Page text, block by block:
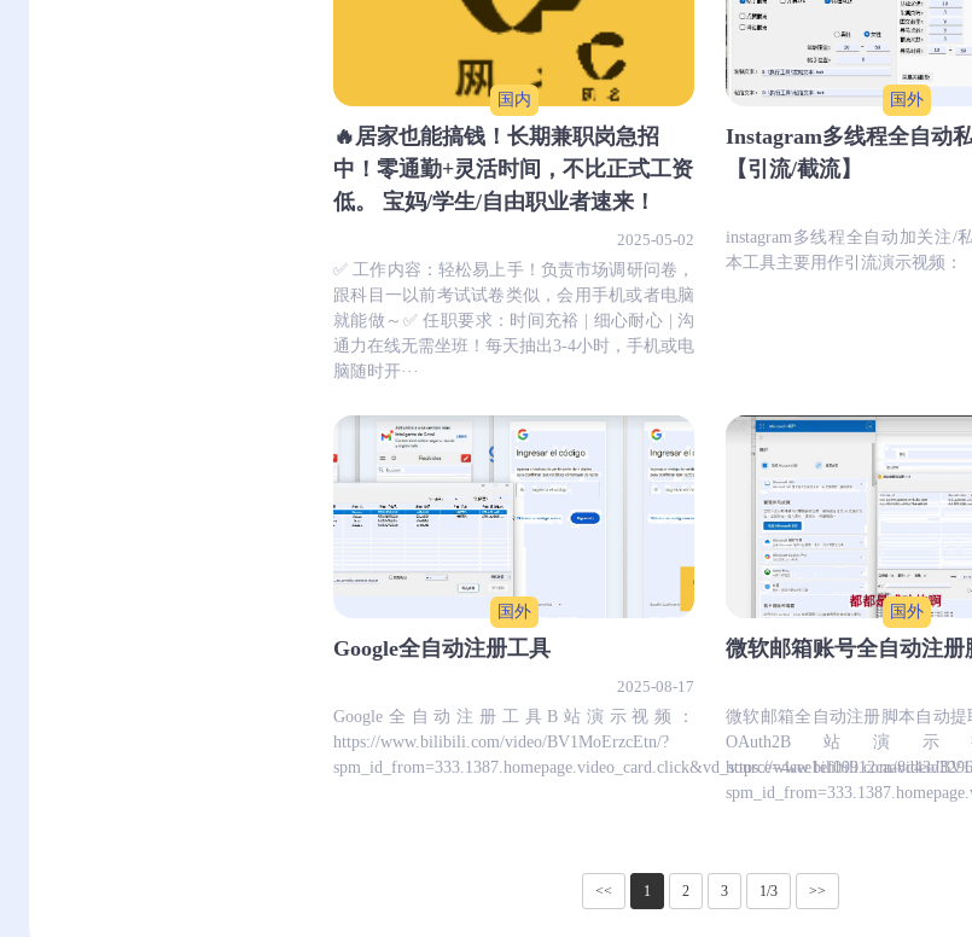
国内
🔥居家也能搞钱！长期兼职岗急招
中！零通勤+灵活时间，不比正式工资
低。 宝妈/学生/自由职业者速来！
2025-05-02
✅ 工作内容：轻松易上手！负责市场调研问卷，
跟科目一以前考试试卷类似，会用手机或者电脑
就能做～✅ 任职要求：时间充裕 | 细心耐心 | 沟
通力在线无需坐班！每天抽出3-4小时，手机或电
脑随时开···
国外
Instagram多线程全自动
【引流/截流】
instagram多线程全自动加关注/
本工具主要用作引流演示视频：
国外
Google全自动注册工具
2025-08-17
Google全自动注册工具B站演示视频：
https://www.bilibili.com/video/BV1MoErzcEtn/?
国外
微软邮箱账号全自动注册
微软邮箱全自动注册脚本自动提
OAuth2B站演
https://www.bilibili.com/video/
<< 1 2 3 1/3 >>